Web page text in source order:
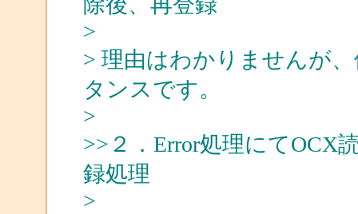
>
> 理由はわかりませんが
タンスです。
>
>>２．Error処理にてOCX
録処理
>